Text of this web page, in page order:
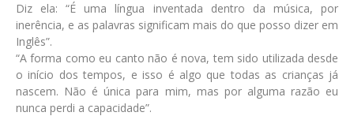
Diz ela: “É uma língua inventada dentro da música, por
inerência, e as palavras significam mais do que posso dizer em
Inglês”.
“A forma como eu canto não é nova, tem sido utilizada desde
o início dos tempos, e isso é algo que todas as crianças já
nascem. Não é única para mim, mas por alguma razão eu
nunca perdi a capacidade”.